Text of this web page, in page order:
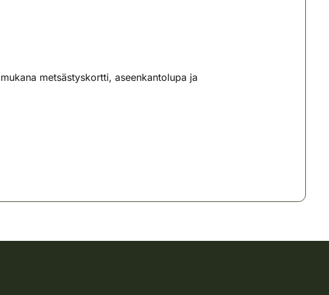
metsästyskortti, aseenkantolupa ja